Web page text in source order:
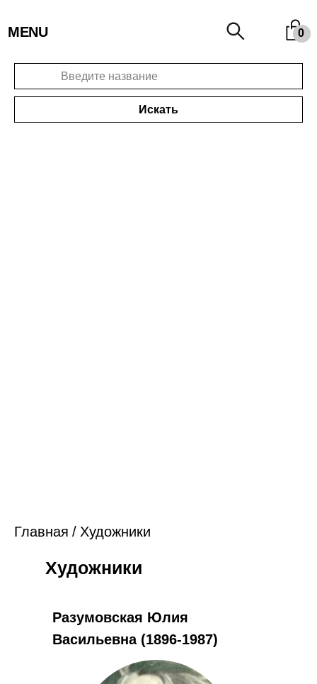
0
MENU
Искать
Главная / Художники
Художники
Разумовская Юлия
Васильевна (1896-1987)